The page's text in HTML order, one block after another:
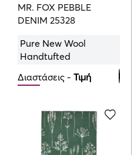
MR. FOX PEBBLE
DENIM 25328
Pure New Wool
Handtufted
Διαστάσεις -Τιμή
639.00€
140cmx200cm
875.00€